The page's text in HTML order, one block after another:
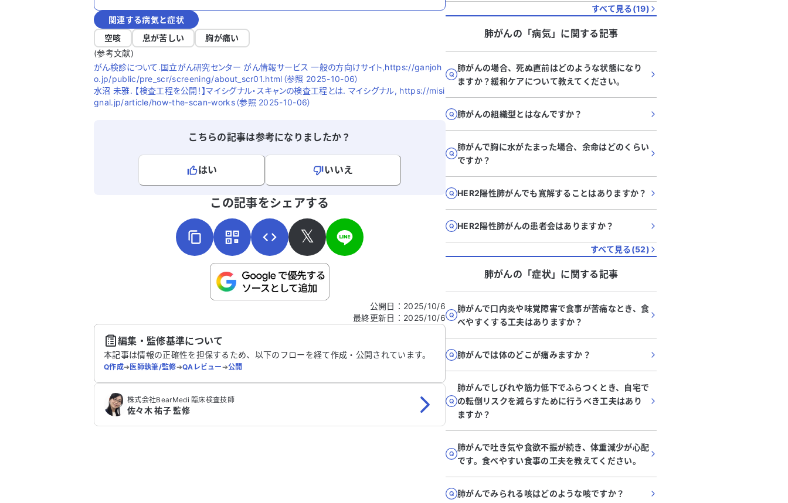
関連する病気と症状
空咳
息が苦しい
胸が痛い
(参考文献)
がん検診について.国立がん研究センター がん情報サービス 一般の方向けサイト,https://ganjoh
o.jp/public/pre_scr/screening/about_scr01.html（参照 2025-10-06）
水沼 未雅. 【検査工程を公開！】マイシグナル・スキャンの検査工程とは. マイシグナル, https://misi
gnal.jp/article/how-the-scan-works（参照 2025-10-06）
こちらの記事は参考になりましたか？
はい
いいえ
こちらは送信専用のフォームです。氏名やご自身の病気の詳細などの個人情報は入れないでくだ
この記事をシェアする
𝕏
公開日 ： 2025/10/6
最終更新日 ： 2025/10/6
編集・監修基準について
本記事は情報の正確性を担保するため、以下のフローを経て作成・公開されています。
Q作成➔医師執筆/監修➔QAレビュー➔公開
株式会社BearMedi 臨床検査技師
佐々木 祐子 監修
すべて見る(19)
肺がんの「病気」に関する記事
肺がんの場合、死ぬ直前はどのような状態になり
ますか？緩和ケアについて教えてください。
肺がんの組織型とはなんですか？
肺がんで胸に水がたまった場合、余命はどのくらい
ですか？
HER2陽性肺がんでも寛解することはありますか？
HER2陽性肺がんの患者会はありますか？
すべて見る(52)
肺がんの「症状」に関する記事
肺がんで口内炎や味覚障害で食事が苦痛なとき、食
べやすくする工夫はありますか？
肺がんでは体のどこが痛みますか？
肺がんでしびれや筋力低下でふらつくとき、自宅で
の転倒リスクを減らすために行うべき工夫はあり
ますか？
肺がんで吐き気や食欲不振が続き、体重減少が心配
です。食べやすい食事の工夫を教えてください。
肺がんでみられる咳はどのような咳ですか？